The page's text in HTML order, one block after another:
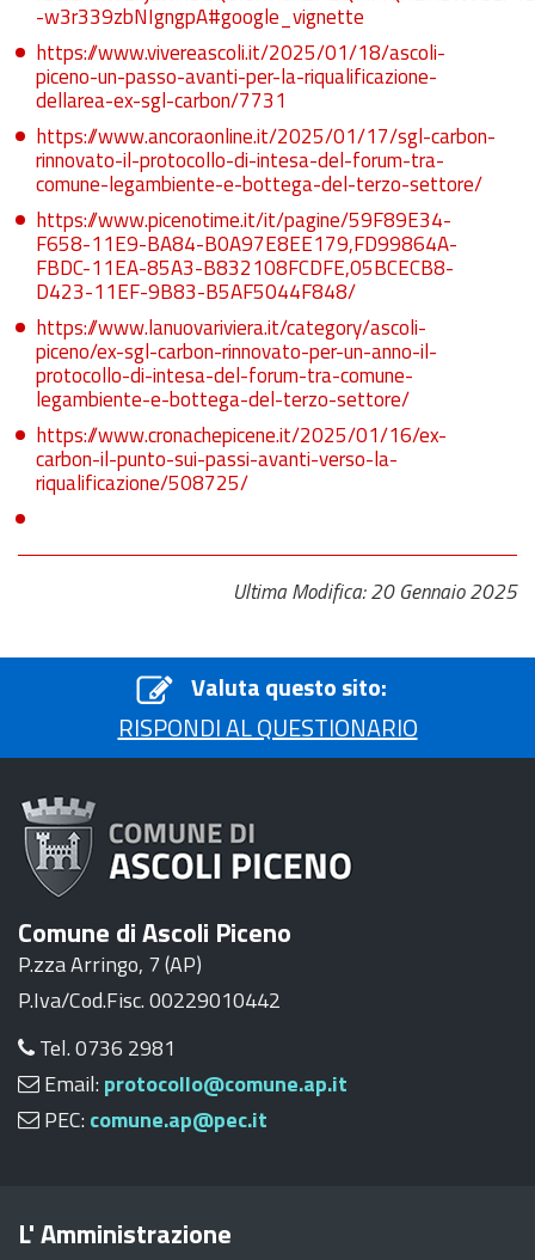
-w3r339zbNIgngpA#google_vignette
https://www.vivereascoli.it/2025/01/18/ascoli-
piceno-un-passo-avanti-per-la-riqualificazione-
dellarea-ex-sgl-carbon/7731
https://www.ancoraonline.it/2025/01/17/sgl-carbon-
rinnovato-il-protocollo-di-intesa-del-forum-tra-
comune-legambiente-e-bottega-del-terzo-settore/
https://www.picenotime.it/it/pagine/59F89E34-
F658-11E9-BA84-B0A97E8EE179,FD99864A-
FBDC-11EA-85A3-B832108FCDFE,05BCECB8-
D423-11EF-9B83-B5AF5044F848/
https://www.lanuovariviera.it/category/ascoli-
piceno/ex-sgl-carbon-rinnovato-per-un-anno-il-
protocollo-di-intesa-del-forum-tra-comune-
legambiente-e-bottega-del-terzo-settore/
https://www.cronachepicene.it/2025/01/16/ex-
carbon-il-punto-sui-passi-avanti-verso-la-
riqualificazione/508725/
Ultima Modifica: 20 Gennaio 2025
Valuta questo sito:
RISPONDI AL QUESTIONARIO
Comune di Ascoli Piceno
P.zza Arringo, 7 (AP)
P.Iva/Cod.Fisc. 00229010442
Tel. 0736 2981
Email: protocollo@comune.ap.it
PEC: comune.ap@pec.it
L' Amministrazione